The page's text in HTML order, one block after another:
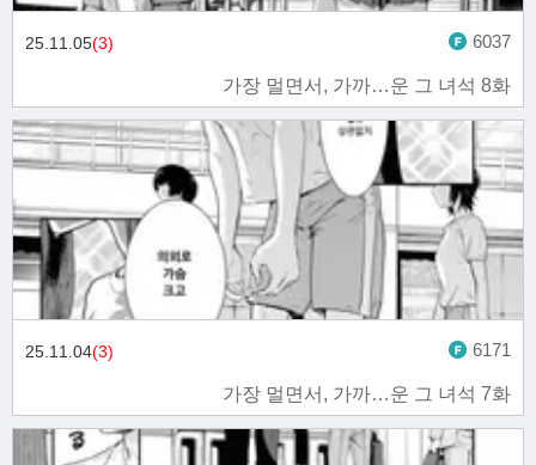
가장 멀면서, 가까…운 그 녀석 8화
25.11.05(3) 6037
가장 멀면서, 가까…운 그 녀석 7화
25.11.04(3) 6171